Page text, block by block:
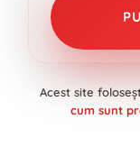
Acest site
cum sunt